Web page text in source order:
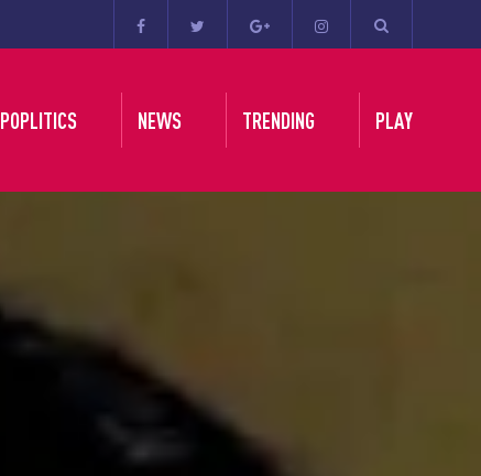
POPLITICS NEWS TRENDING PLAY